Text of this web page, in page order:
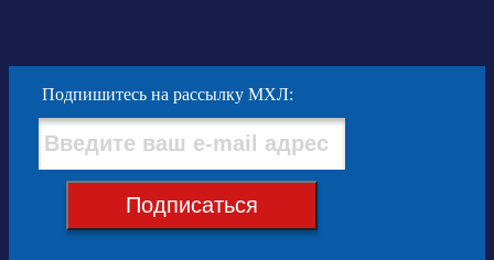
Подпишитесь на рассылку МХЛ:
Подписаться